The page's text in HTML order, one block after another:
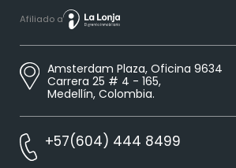
Afiliado a
Amsterdam Plaza, Oficina 9634
Carrera 25 # 4 - 165,
Medellín, Colombia.
+57(604) 444 8499